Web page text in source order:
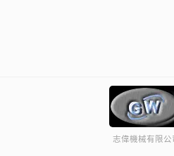
志偉機械有限公